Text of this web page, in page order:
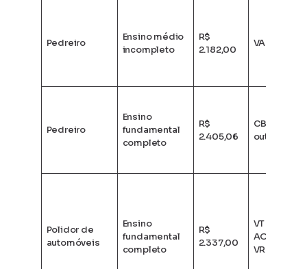
Pedreiro
Ensino médio
incompleto
R$
2.182,00
VA + VT
Pedreiro
Ensino
fundamental
completo
R$
2.405,06
CB +
outros
Polidor de
automóveis
Ensino
fundamental
completo
R$
2.337,00
VT + AM +
AO + VA +
VR + PLR